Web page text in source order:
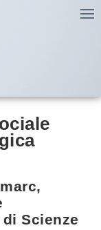
Scienze